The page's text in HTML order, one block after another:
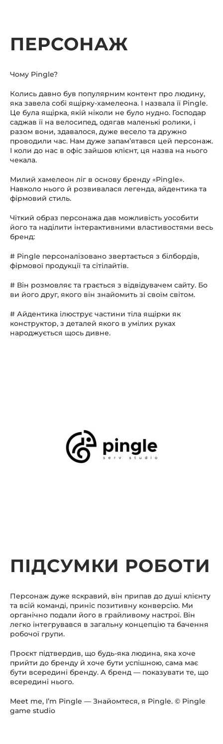
ПЕРСОНАЖ
Чому Pingle?
Колись давно був популярним контент про людину,
яка завела собі ящірку-хамелеона. І назвала її Pingle.
Це була ящірка, якій ніколи не було нудно. Гоcподар
саджав її на велосипед, одягав маленькі ролики, і
разом вони, здавалося, дуже весело та дружно
проводили час. Нам дуже запам’ятався цей персонаж.
І коли до нас в офіс зайшов клієнт, ця назва на нього
чекала.
Милий хамелеон ліг в основу бренду «Pingle».
Навколо нього й розвивалася легенда, айдентика та
фірмовий стиль.
Чіткий образ персонажа дав можливість уособити
його та наділити інтерактивними властивостями весь
бренд:
# Pingle персоналізовано звертається з білбордів,
фірмової продукції та сітілайтів.
# Він розмовляє та грається з відвідувачем сайту. Бо
ви його друг, якого він знайомить зі своїм світом.
# Айдентика ілюструє частини тіла ящірки як
конструктор, з деталей якого в умілих руках
народжується щось дивне.
ПІДСУМКИ РОБОТИ
Персонаж дуже яскравий, він припав до душі клієнту
та всій команді, приніс позитивну конверсію. Ми
органічно подали його в грайливому настрої. Він
легко інтегрувався в загальну концепцію та бачення
робочої групи.
Проєкт підтвердив, що будь-яка людина, яка хоче
прийти до бренду й хоче бути успішною, сама має
бути всередині бренду. А бренд — показувати те, що
всередині нього.
Meet me, I’m Pingle — Знайомтеся, я Pingle. © Pingle
game studio